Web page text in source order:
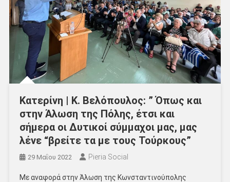
Κατερίνη | Κ. Βελόπουλος: ” Όπως και
στην Άλωση της Πόλης, έτσι και
σήμερα οι Δυτικοί σύμμαχοι μας, μας
λένε “βρείτε τα με τους Τούρκους”
29 Μαΐου 2022 Pieria Social
Με αναφορά στην Άλωση της Κωνσταντινούπολης